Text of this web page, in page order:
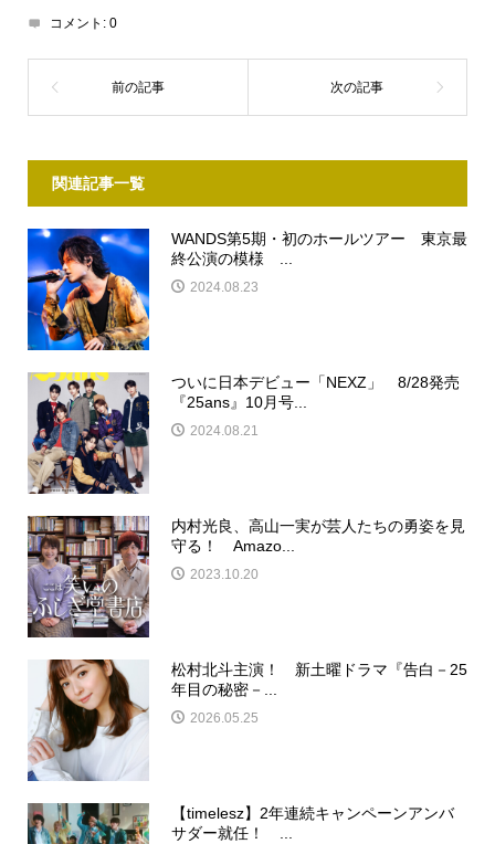
コメント: 0
関連記事一覧
WANDS第5期・初のホールツアー 東京最
終公演の模様 ...
2024.08.23
ついに日本デビュー「NEXZ」 8/28発売
『25ans』10月号...
2024.08.21
内村光良、高山一実が芸人たちの勇姿を見
守る！ Amazo...
2023.10.20
松村北斗主演！ 新土曜ドラマ『告白－25
年目の秘密－...
2026.05.25
【timelesz】2年連続キャンペーンアンバ
サダー就任！ ...